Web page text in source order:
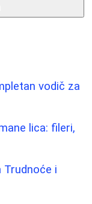
vodič za
lica: fileri,
Trudnoće i